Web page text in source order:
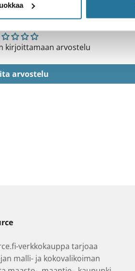
kirjoittamaan arvostelu
arvostelu
verkkokauppa tarjoaa
malli- ja kokovalikoiman